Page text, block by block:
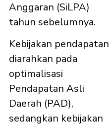
Anggaran (SiLPA)
tahun sebelumnya.
Kebijakan pendapatan
diarahkan pada
optimalisasi
Pendapatan Asli
Daerah (PAD),
sedangkan kebijakan